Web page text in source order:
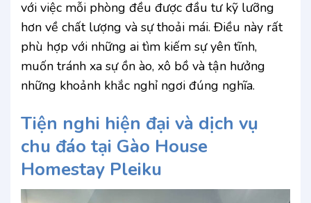
với việc mỗi phòng đều được đầu tư kỹ lưỡng
hơn về chất lượng và sự thoải mái. Điều này rất
phù hợp với những ai tìm kiếm sự yên tĩnh,
muốn tránh xa sự ồn ào, xô bồ và tận hưởng
những khoảnh khắc nghỉ ngơi đúng nghĩa.
Tiện nghi hiện đại và dịch vụ
chu đáo tại Gào House
Homestay Pleiku